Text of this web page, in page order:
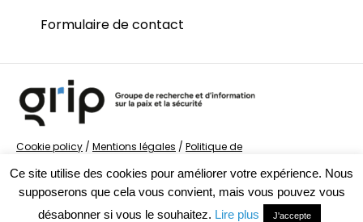
Formulaire de contact
Cookie policy / Mentions légales / Politique de
la Sécurité
Ce site utilise des cookies pour améliorer votre expérience. Nous
supposerons que cela vous convient, mais vous pouvez vous
désabonner si vous le souhaitez. Lire plus J'accepte